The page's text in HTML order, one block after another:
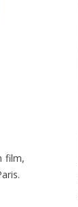
film,